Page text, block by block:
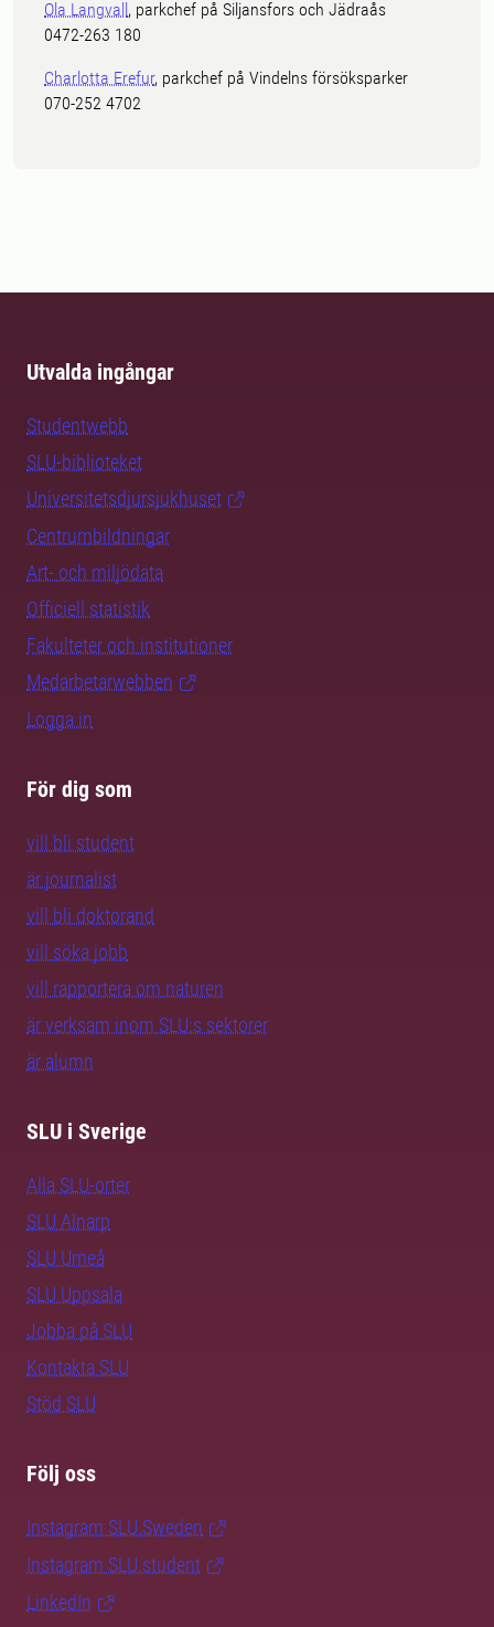
Ola Langvall , parkchef på Siljansfors och Jädraås
0472-263 180
Charlotta Erefur, parkchef på Vindelns försöksparker
070-252 4702
Utvalda ingångar
Studentwebb
SLU-biblioteket
Universitetsdjursjukhuset
Centrumbildningar
Art- och miljödata
Officiell statistik
Fakulteter och institutioner
Medarbetarwebben
Logga in
För dig som
vill bli student
är journalist
vill bli doktorand
vill söka jobb
vill rapportera om naturen
är verksam inom SLU:s sektorer
är alumn
SLU i Sverige
Alla SLU-orter
SLU Alnarp
SLU Umeå
SLU Uppsala
Jobba på SLU
Kontakta SLU
Stöd SLU
Följ oss
Instagram SLU.Sweden
Instagram SLU.student
LinkedIn